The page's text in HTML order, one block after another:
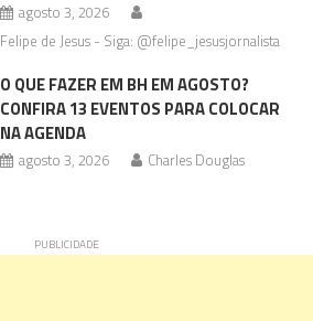
agosto 3, 2026
Felipe de Jesus - Siga: @felipe_jesusjornalista
O QUE FAZER EM BH EM AGOSTO?
CONFIRA 13 EVENTOS PARA COLOCAR
NA AGENDA
agosto 3, 2026 Charles Douglas